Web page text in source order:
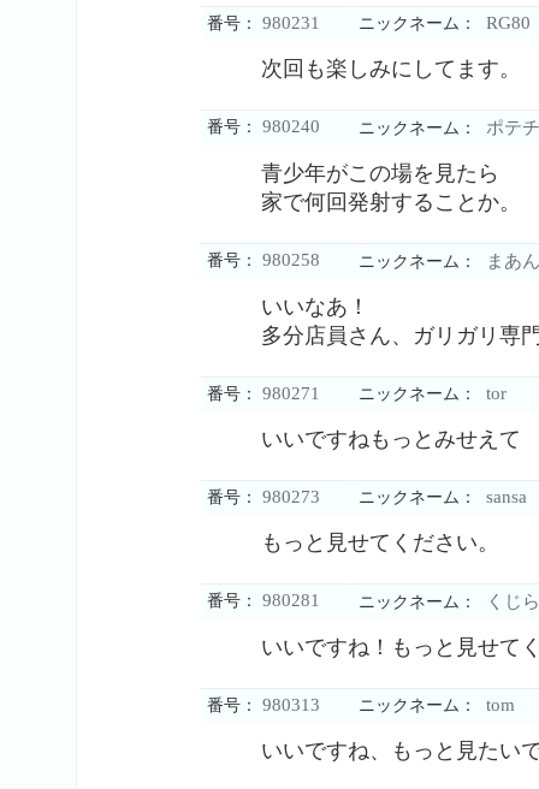
番号： 980231 ニックネーム： RG80
次回も楽しみにしてます。
番号： 980240 ニックネーム： ポテチ
青少年がこの場を見たら
家で何回発射することか。
番号： 980258 ニックネーム： まあん
いいなあ！
多分店員さん、ガリガリ専
番号： 980271 ニックネーム： tor
いいですねもっとみせえて
番号： 980273 ニックネーム： sansa
もっと見せてください。
番号： 980281 ニックネーム： くじら
いいですね！もっと見せて
番号： 980313 ニックネーム： tom
いいですね、もっと見たい